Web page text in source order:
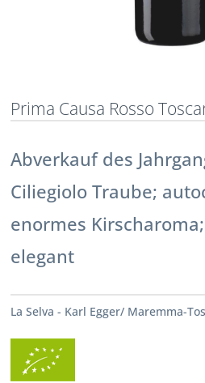
Prima Causa Rosso
Abverkauf des
Ciliegiolo Traube;
enormes
elegant
La Selva - Karl Egger/ Maremma-